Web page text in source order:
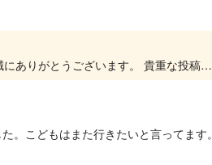
いつもキッズユーエスランド 大阪泉佐野店をご利用頂き誠にありがとうございます。 貴重な投稿を頂きありがとうございます。 今後もたくさんのお客様にご来店頂けるよう努めて参ります。 また...
。こどもはまた行きたいと言ってます。